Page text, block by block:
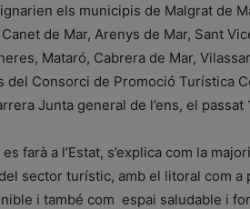
els municipis de Malgrat de
de Mar, Arenys de Mar, Sant
Mataró, Cabrera de Mar,
del Consorci de Promoció Turística
Junta general de l’ens, el passat
farà a l’Estat, s’explica com la
sector turístic, amb el litoral com
i també com espai saludable i